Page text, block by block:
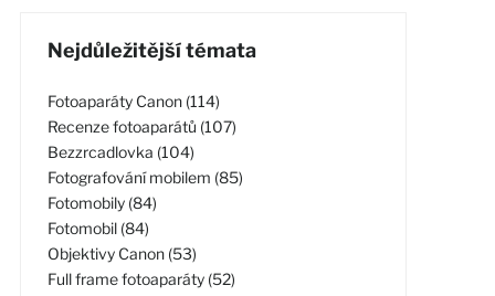
Nejdůležitější témata
Fotoaparáty Canon (114)
Recenze fotoaparátů (107)
Bezzrcadlovka (104)
Fotografování mobilem (85)
Fotomobily (84)
Fotomobil (84)
Objektivy Canon (53)
Full frame fotoaparáty (52)